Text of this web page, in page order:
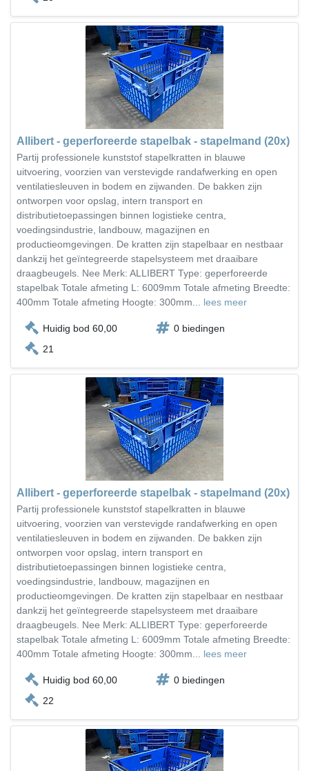
Allibert - geperforeerde stapelbak - stapelmand (20x)
Partij professionele kunststof stapelkratten in blauwe
uitvoering, voorzien van verstevigde randafwerking en open
ventilatiesleuven in bodem en zijwanden. De bakken zijn
ontworpen voor opslag, intern transport en
distributietoepassingen binnen logistieke centra,
voedingsindustrie, landbouw, magazijnen en
productieomgevingen. De kratten zijn stapelbaar en nestbaar
dankzij het geïntegreerde stapelsysteem met draaibare
draagbeugels. Nee Merk: ALLIBERT Type: geperforeerde
stapelbak Totale afmeting L: 6009mm Totale afmeting Breedte:
400mm Totale afmeting Hoogte: 300mm... lees meer
Huidig bod 60,00
0 biedingen
21
Allibert - geperforeerde stapelbak - stapelmand (20x)
Partij professionele kunststof stapelkratten in blauwe
uitvoering, voorzien van verstevigde randafwerking en open
ventilatiesleuven in bodem en zijwanden. De bakken zijn
ontworpen voor opslag, intern transport en
distributietoepassingen binnen logistieke centra,
voedingsindustrie, landbouw, magazijnen en
productieomgevingen. De kratten zijn stapelbaar en nestbaar
dankzij het geïntegreerde stapelsysteem met draaibare
draagbeugels. Nee Merk: ALLIBERT Type: geperforeerde
stapelbak Totale afmeting L: 6009mm Totale afmeting Breedte:
400mm Totale afmeting Hoogte: 300mm... lees meer
Huidig bod 60,00
0 biedingen
22